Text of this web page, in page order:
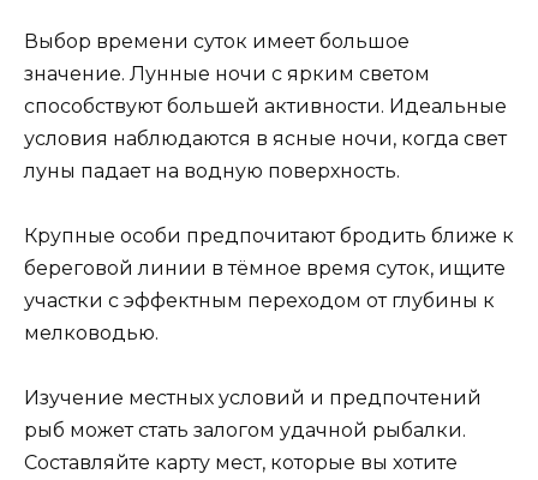
Выбор времени суток имеет большое
значение. Лунные ночи с ярким светом
способствуют большей активности. Идеальные
условия наблюдаются в ясные ночи, когда свет
луны падает на водную поверхность.
Крупные особи предпочитают бродить ближе к
береговой линии в тёмное время суток, ищите
участки с эффектным переходом от глубины к
мелководью.
Изучение местных условий и предпочтений
рыб может стать залогом удачной рыбалки.
Составляйте карту мест, которые вы хотите